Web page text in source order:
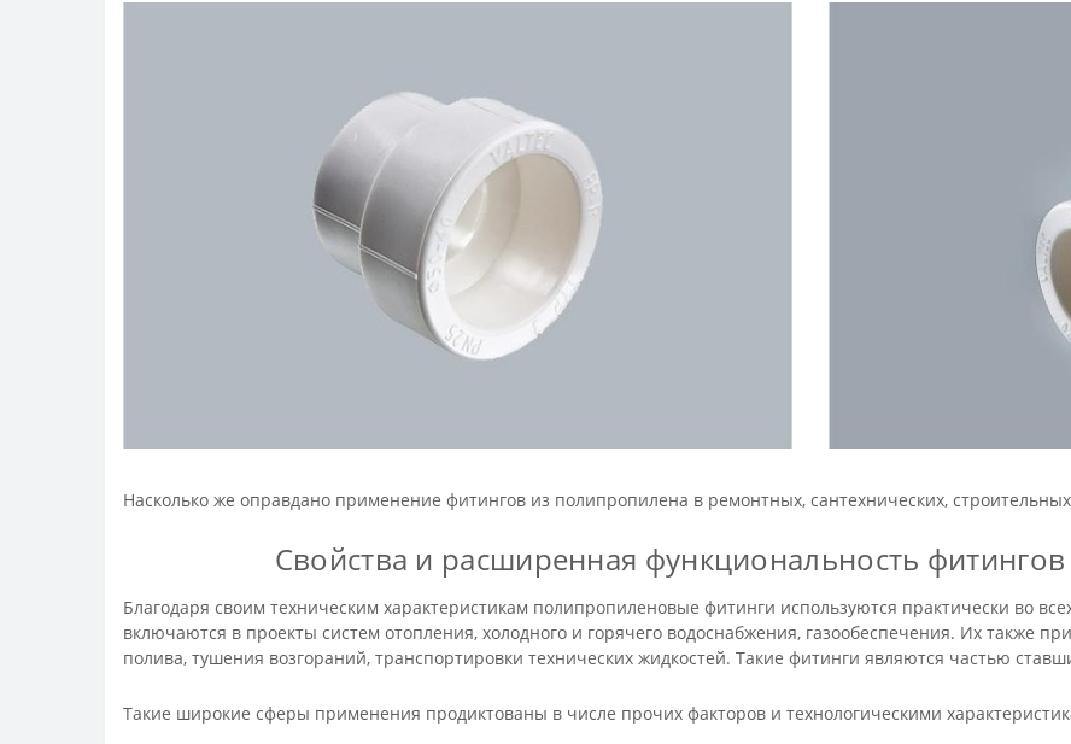
Насколько же оправдано применение фитингов из полипропилена в ремонтных, сантехнических, строительных
Свойства и расширенная функциональность
Благодаря своим техническим характеристикам полипропиленовые фитинги используются практически во
включаются в проекты систем отопления, холодного и горячего водоснабжения, газообеспечения. Их также
полива, тушения возгораний, транспортировки технических жидкостей. Такие фитинги являются частью
Такие широкие сферы применения продиктованы в числе прочих факторов и технологическими